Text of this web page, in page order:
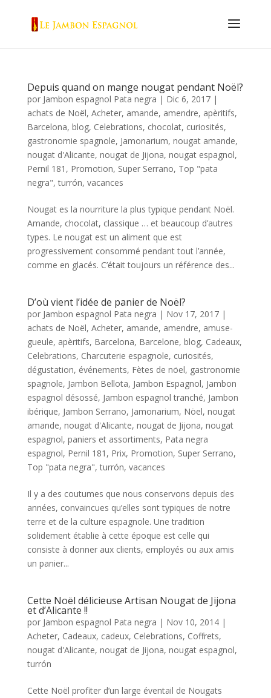
Depuis quand on mange nougat pendant Noël?
por Jambon espagnol Pata negra | Dic 6, 2017|
achats de Noël, Acheter, amande, amendre, apèritifs,
Barcelona, blog, Celebrations, chocolat, curiosités,
gastronomie spagnole, Jamonarium, nougat amande,
nougat d'Alicante, nougat de Jijona, nougat espagnol,
Pernil 181 , Promotion, Super Serrano, Top "pata
negra",turrón, vacances
Nougat es la nourriture la plus typique pendant Noël.
Amande, chocolat, classique … et beaucoup d’autres
types. Le nougat est un aliment que est
progressivement consommé pendant tout l’année,
comme en glacés. C’était toujours un référence des...
D’où vient l’idée de panier de Noël?
por Jambon espagnol Pata negra | Nov 17, 2017|
achats de Noël, Acheter, amande, amendre, amuse-
gueule, apèritifs, Barcelona, Barcelone, blog, Cadeaux,
Celebrations, Charcuterie espagnole, curiosités,
dégustation, événements, Fètes de nöel, gastronomie
spagnole, Jambon Bellota, Jambon Espagnol, Jambon
espagnol désossé, Jambon espagnol tranché, Jambon
ibérique, Jambon Serrano, Jamonarium, Nöel, nougat
amande, nougat d'Alicante, nougat de Jijona, nougat
espagnol, paniers et assortiments, Pata negra
espagnol, Pernil 181 , Prix, Promotion, Super Serrano,
Top "pata negra",turrón, vacances
Il y a des coutumes que nous conservons depuis des
années, convaincues qu’elles sont typiques de notre
terre et de la culture espagnole. Une tradition
solidement établie à cette époque est celle qui
consiste à donner aux clients, employés ou aux amis
un panier...
Cette Noël délicieuse Artisan Nougat de Jijona
et d’Alicante !!
por Jambon espagnol Pata negra | Nov 10, 2014|
Acheter, Cadeaux, cadeux, Celebrations, Coffrets,
nougat d'Alicante, nougat de Jijona, nougat espagnol,
turrón
Cette Noël profiter d’un large éventail de Nougats